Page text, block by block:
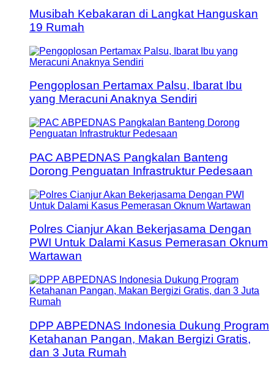
Musibah Kebakaran di Langkat Hanguskan
19 Rumah
Pengoplosan Pertamax Palsu, Ibarat Ibu
yang Meracuni Anaknya Sendiri
PAC ABPEDNAS Pangkalan Banteng
Dorong Penguatan Infrastruktur Pedesaan
Polres Cianjur Akan Bekerjasama Dengan
PWI Untuk Dalami Kasus Pemerasan Oknum
Wartawan
DPP ABPEDNAS Indonesia Dukung Program
Ketahanan Pangan, Makan Bergizi Gratis,
dan 3 Juta Rumah